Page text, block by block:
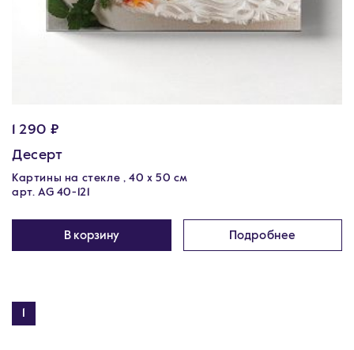
1 290 ₽
Десерт
Картины на стекле , 40 х 50 см
арт. AG 40-121
В корзину Подробнее